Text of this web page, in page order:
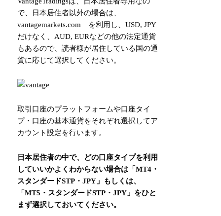
で、日本居住者以外の場合は、
vantagemarkets.com を利用し、USD, JPY
だけなく、AUD, EURなどの他の法定通貨
もあるので、読者様が居住している国の通
貨に応じて選択してください。
取引口座のプラットフォームや口座タイ
プ・口座の基本通貨をそれぞれ選択してア
カウント設定を行います。
日本居住者の中で、どの口座タイプを利用
していいかよくわからない場合は「MT4・
スタンダードSTP・JPY」もしくは、
「MT5・スタンダードSTP・JPY」をひと
まず選択しておいてください。